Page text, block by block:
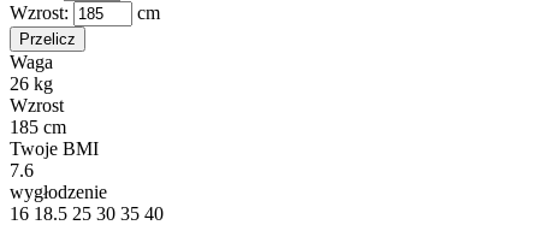
Wzrost:
cm
Przelicz
Waga
26 kg
Wzrost
185 cm
Twoje BMI
7.6
wygłodzenie
16 18.5 25 30 35 40